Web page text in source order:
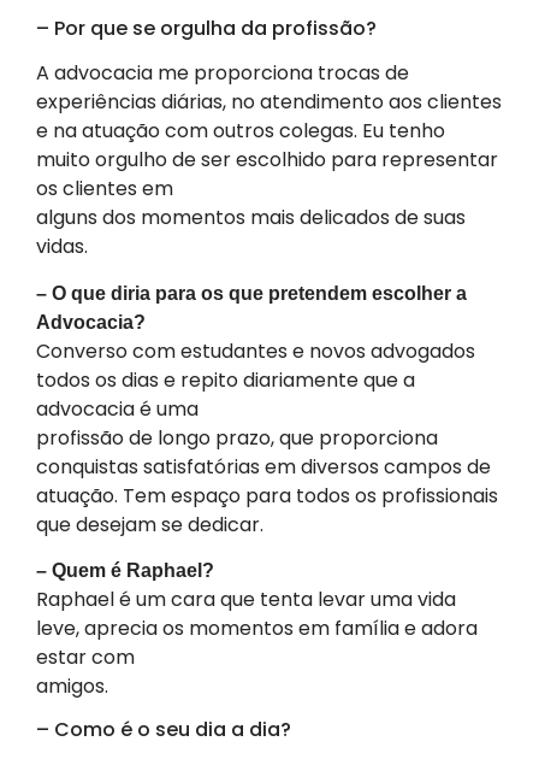
– Por que se orgulha da profissão?
A advocacia me proporciona trocas de
experiências diárias, no atendimento aos clientes
e na atuação com outros colegas. Eu tenho
muito orgulho de ser escolhido para representar
os clientes em
alguns dos momentos mais delicados de suas
vidas.
– O que diria para os que pretendem escolher a
Advocacia?
Converso com estudantes e novos advogados
todos os dias e repito diariamente que a
advocacia é uma
profissão de longo prazo, que proporciona
conquistas satisfatórias em diversos campos de
atuação. Tem espaço para todos os profissionais
que desejam se dedicar.
– Quem é Raphael?
Raphael é um cara que tenta levar uma vida
leve, aprecia os momentos em família e adora
estar com
amigos.
– Como é o seu dia a dia?